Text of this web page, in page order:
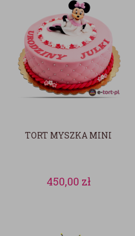
TORT MYSZKA MINI
450,00 zł